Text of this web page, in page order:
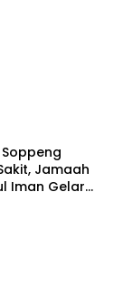
Jamaah
Iman Gelar